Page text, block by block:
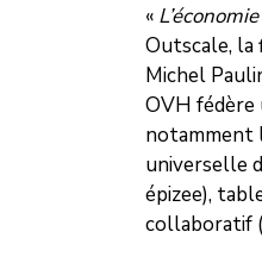
«
Outscale, la
Michel
OVH fédère
notamment
universelle
épizee),
collaboratif